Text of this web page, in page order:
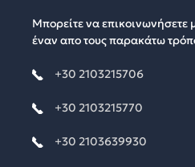
Μπορείτε να
έναν απο τους παρακάτω
+30 2103215706
+30 2103215770
+30 2103639930